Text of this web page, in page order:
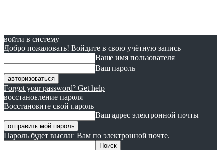
войти в систему
Добро пожаловать! Войдите в свою учётную запись
Ваше имя пользователя
Ваш пароль
Forgot your password? Get help
восстановление пароля
Восстановите свой пароль
Ваш адрес электронной почты
Пароль будет выслан Вам по электронной почте.